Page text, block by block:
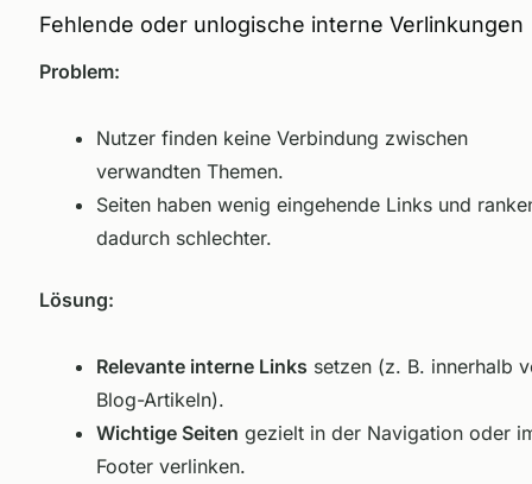
Fehlende oder unlogische interne Verlinkungen
Problem:
Nutzer finden keine Verbindung zwischen
verwandten Themen.
Seiten haben wenig eingehende Links und
dadurch schlechter.
Lösung:
Relevante interne Links setzen (z. B. innerhalb
Blog-Artikeln).
Wichtige Seiten gezielt in der Navigation oder
Footer verlinken.